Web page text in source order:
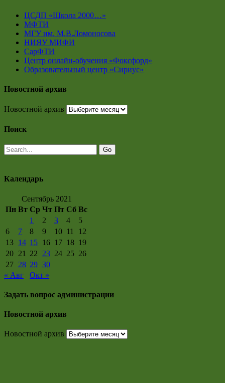
ЦСДП «Школа 2000…»
МФТИ
МГУ им. М.В.Ломоносова
НИЯУ МИФИ
СарФТИ
Центр онлайн-обучения «Фоксфорд»
Образовательный центр «Сириус»
Новостной архив
Новостной архив
Поиск
Календарь
Сентябрь 2021
Пн Вт Ср Чт Пт Сб Вс
1
2 3 4
5
6
7 8 9 10 11
12
13 14 15 16 17 18 19
20 21 22 23 24 25 26
27 28 29 30
« Авг
Окт »
Задать вопрос администрации
Новостной архив
Новостной архив